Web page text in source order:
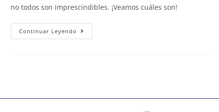
no todos son imprescindibles. ¡Veamos cuáles son!
Continuar Leyendo